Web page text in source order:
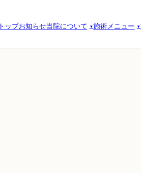
トップお知らせ当院について 施術メニュー